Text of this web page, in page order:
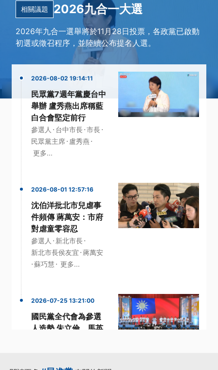
相關議題 2026九合一大選
2026年九合一選舉將於11月28日投票，各政黨已啟動
初選或徵召程序，並陸續公布提名人選。
2026-08-02 19:14:11
民眾黨7週年黨慶台中
舉辦 盧秀燕出席稱藍
白合會堅定前行
參選人 · 台中市長·市長·
民眾黨主席· 盧秀燕 ·
更多...
2026-08-01 12:57:16
沈伯洋批北市兒虐事
件頻傳 蔣萬安：市府
對虐童零容忍
參選人 · 新北市長·
新北市長侯友宜 ·蔣萬安
·蘇巧慧 · 更多...
2026-07-25 13:21:00
國民黨全代會為參選
人造勢 朱立倫、馬英